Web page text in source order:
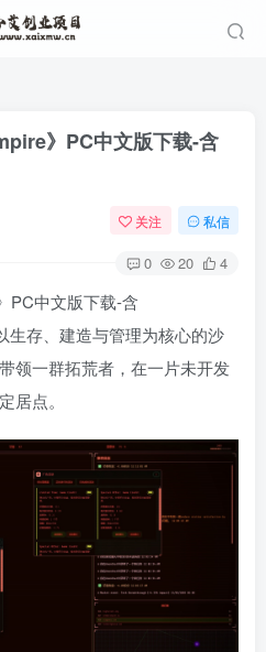
》PC中文版下载-含
关注 私信
0 20 4
PC中文版下载-含
生存、建造与管理为核心的沙
领一群拓荒者，在一片未开发
居点。